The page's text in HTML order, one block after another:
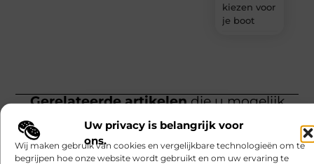
Uw privacy is belangrijk voor
ons.
Wij maken gebruik van cookies en vergelijkbare technologieën om te
begrijpen hoe onze website wordt gebruikt en om uw ervaring te
kiezen voor
je boot
Gerelateerde artikelendie u mogelijk